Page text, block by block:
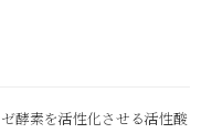
酵素を活性化させる活性酸